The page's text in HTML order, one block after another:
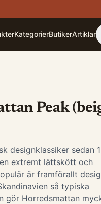
KategorierButikerArtiklar
Peak
designklassiker sedan
extremt lättskött och
är framförallt
så typiska
gör Horredsmattan